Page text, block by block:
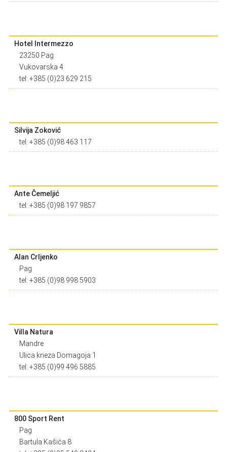
Hotel Intermezzo
23250 Pag
Vukovarska 4
tel: +385 (0)23 629 215
Silvija Zoković
tel: +385 (0)98 463 117
Ante Čemeljić
tel: +385 (0)98 197 9857
Alan Crljenko
Pag
tel: +385 (0)98 998 5903
Villa Natura
Mandre
Ulica kneza Domagoja 1
tel: +385 (0)99 496 5885
800 Sport Rent
Pag
Bartula Kašića 8